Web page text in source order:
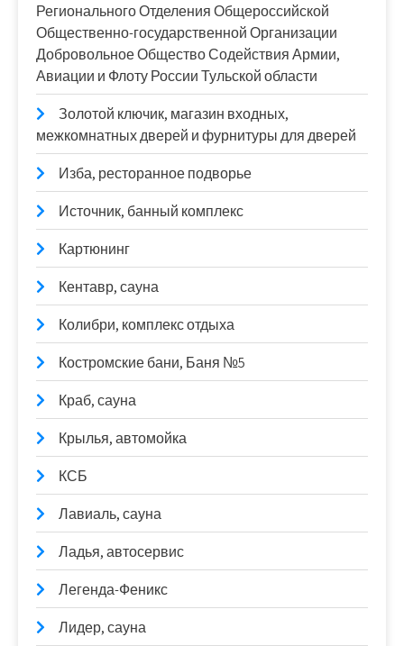
Регионального Отделения Общероссийской
Общественно-государственной Организации
Добровольное Общество Содействия Армии,
Авиации и Флоту России Тульской области
Золотой ключик, магазин входных,
межкомнатных дверей и фурнитуры для дверей
Изба, ресторанное подворье
Источник, банный комплекс
Картюнинг
Кентавр, сауна
Колибри, комплекс отдыха
Костромские бани, Баня №5
Краб, сауна
Крылья, автомойка
КСБ
Лавиаль, сауна
Ладья, автосервис
Легенда-Феникс
Лидер, сауна